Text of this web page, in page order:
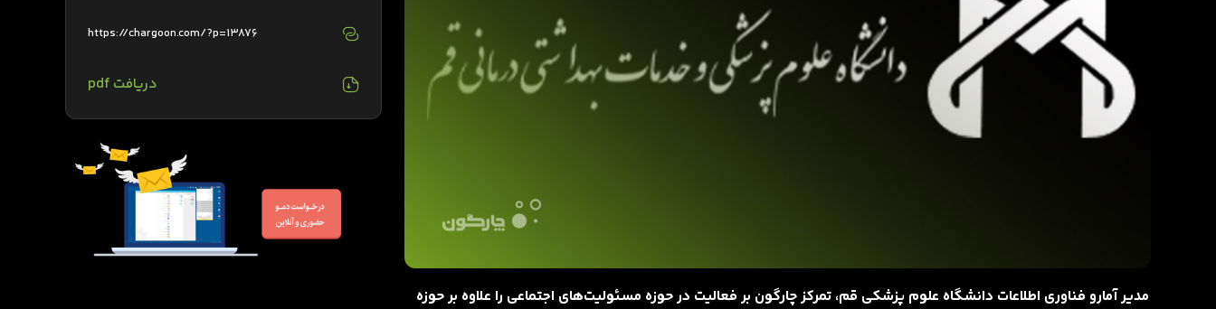
مدیر آمارو فناوری اطلاعات دانشگاه علوم پزشکی قم، تمرکز چارگون بر فعالیت در حوزه مسئولیت‌های اجتماعی را علاوه بر حوزه
https://chargoon.com/?p=13876
دریافت pdf